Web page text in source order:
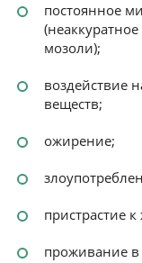
постоянное
мозоли);
воздействие
веществ;
ожирение;
пристрастие
проживание